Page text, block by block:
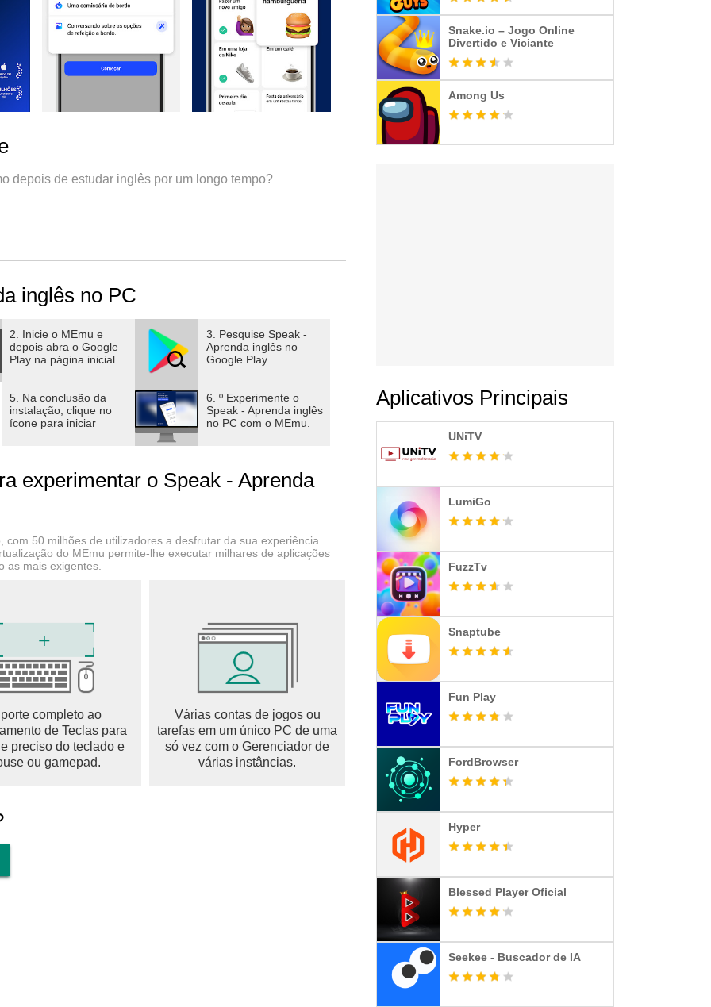
depois de estudar inglês por um longo tempo?
manter uma conversa com um falante nativo por mais
a fala porque só nos concentramos na gramática e nos
mais confortável falando inglês em voz alta, permitindo
existente.
as conversas diárias em inglês
vezes que você diz sem pensar
a usaria
falando muito - e o aplicativo estará sempre ouvindo e
erros.
vai ter que começar a falar de verdade e fazer isso todos os
inglês no PC
2. Inicie o MEmu e
depois abra o Google
Play na página inicial
3. Pesquise Speak -
Aprenda inglês no
Google Play
5. Na conclusão da
instalação, clique no
ícone para iniciar
6. º Experimente o
Speak - Aprenda inglês
no PC com o MEmu.
experimentar o Speak - Aprenda
50 milhões de utilizadores a desfrutar da sua experiência
do MEmu permite-lhe executar milhares de aplicações
as mais exigentes.
completo ao
de Teclas para
preciso do teclado e
ou gamepad.
Várias contas de jogos ou
tarefas em um único PC de uma
só vez com o Gerenciador de
várias instâncias.
Snake.io – Jogo Online
Divertido e Viciante
Among Us
Aplicativos Principais
UNiTV
LumiGo
FuzzTv
Snaptube
Fun Play
FordBrowser
Hyper
Blessed Player Oficial
Seekee - Buscador de IA